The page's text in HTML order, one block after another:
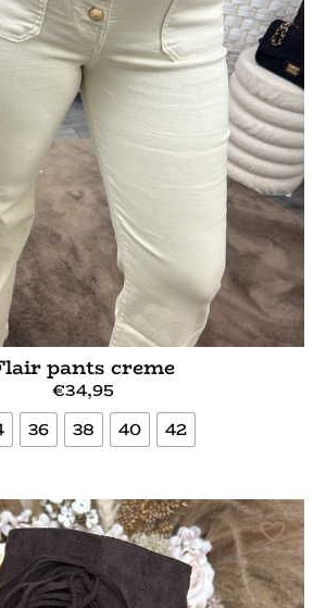
pants creme
€34,95
36 38 40 42